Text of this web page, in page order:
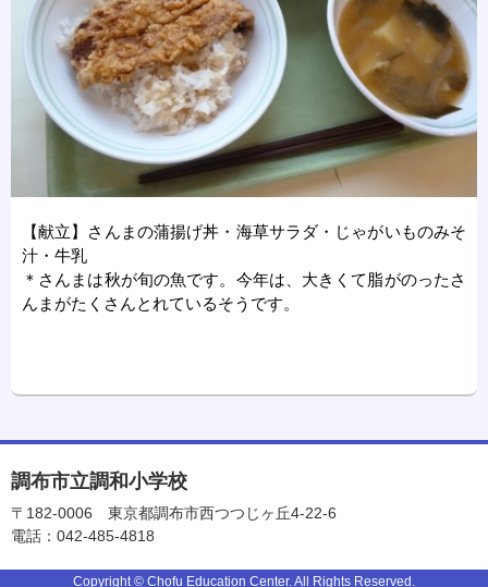
【献立】さんまの蒲揚げ丼・海草サラダ・じゃがいものみそ
汁・牛乳
＊さんまは秋が旬の魚です。今年は、大きくて脂がのったさ
んまがたくさんとれているそうです。
調布市立調和小学校
〒182-0006
東京都調布市西つつじヶ丘4-22-6
電話：042-485-4818
Copyright © Chofu Education Center. All Rights Reserved.